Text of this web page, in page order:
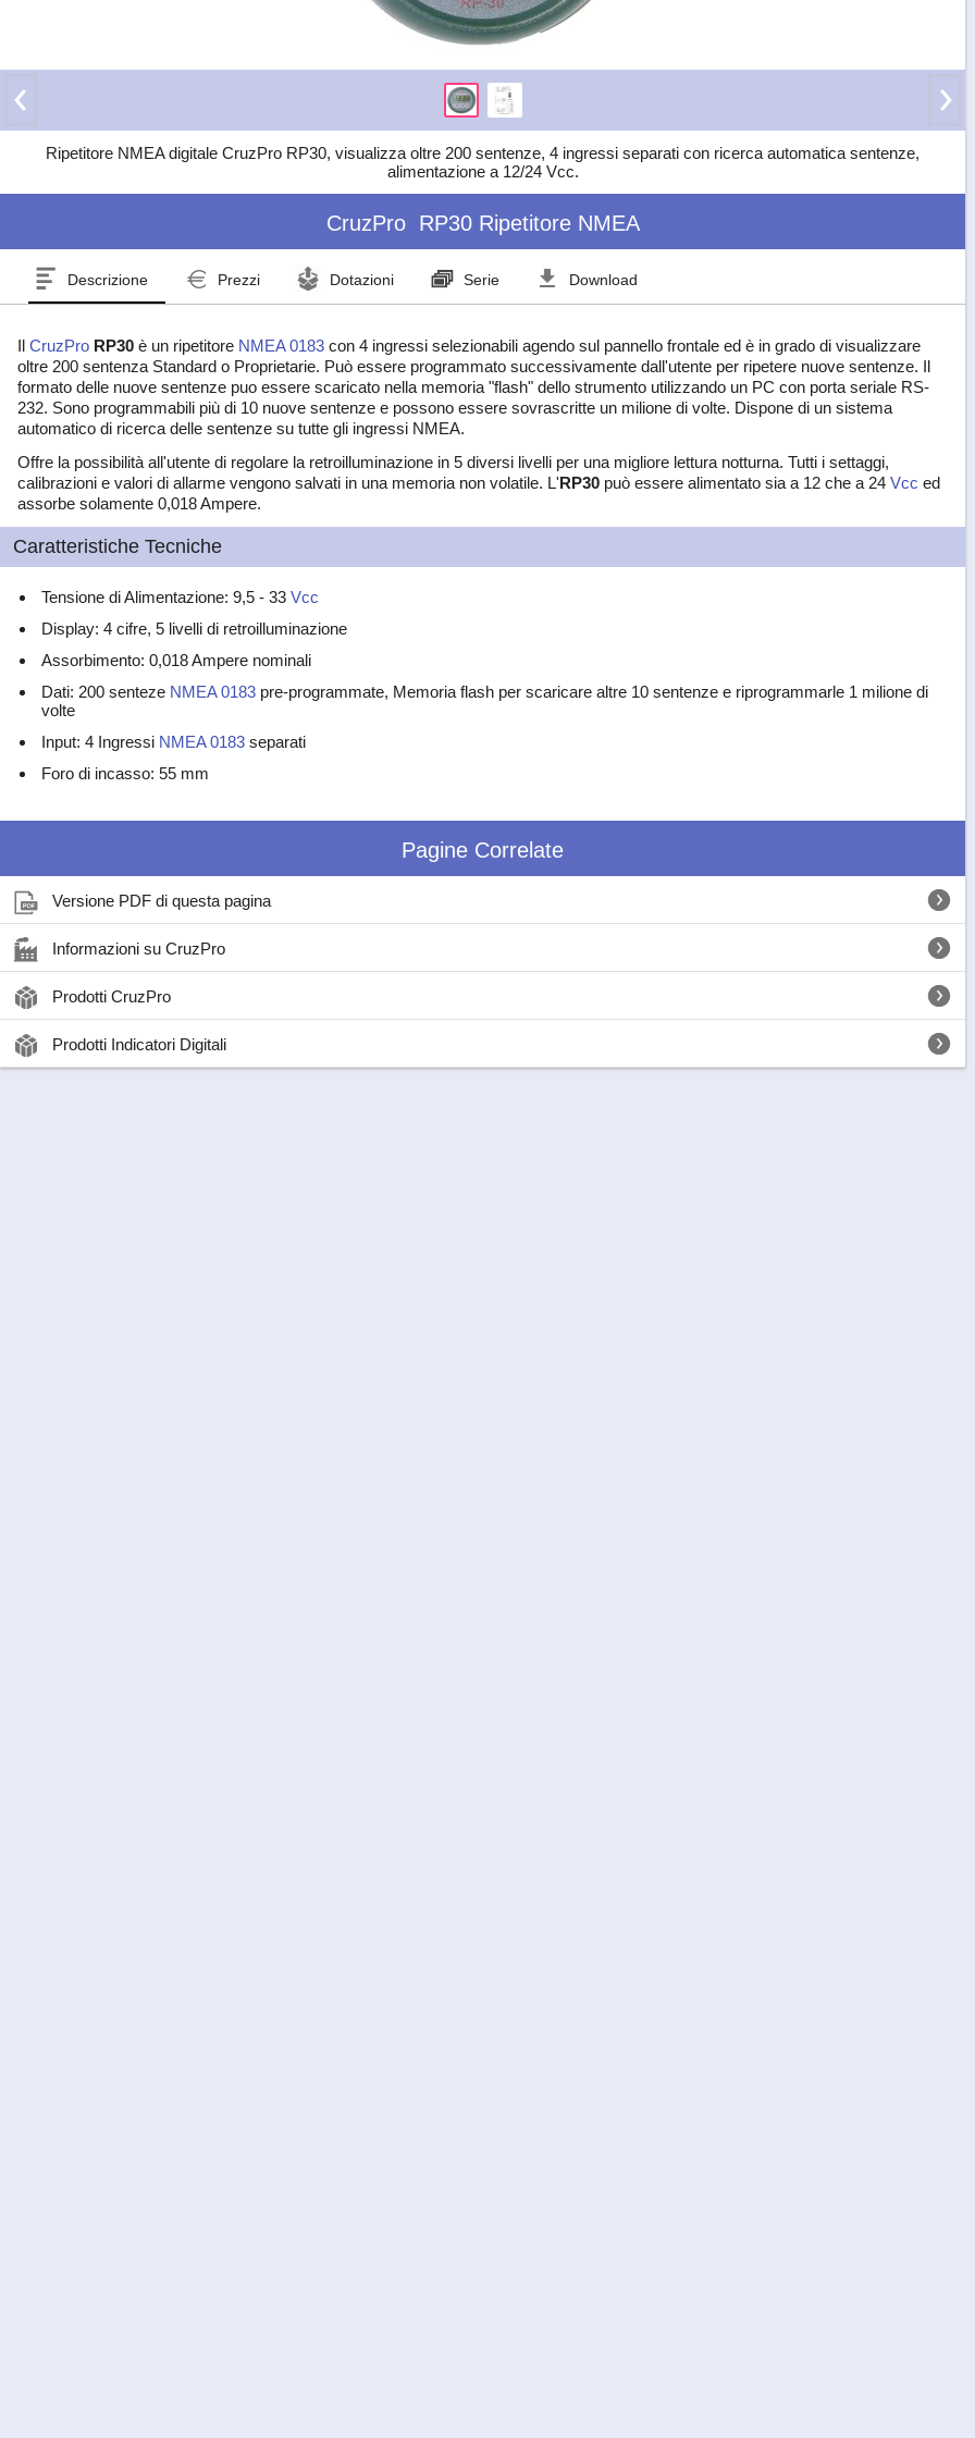
Ripetitore NMEA digitale CruzPro RP30, visualizza oltre 200 sentenze, 4 ingressi separati con ricerca automatica sentenze,
alimentazione a 12/24 Vcc.
CruzPro RP30 Ripetitore NMEA
Descrizione Prezzi Dotazioni Serie Download
Il CruzPro RP30 è un ripetitore NMEA 0183 con 4 ingressi selezionabili agendo sul pannello frontale ed è in grado di visualizzare
oltre 200 sentenza Standard o Proprietarie. Può essere programmato successivamente dall'utente per ripetere nuove sentenze. Il
formato delle nuove sentenze puo essere scaricato nella memoria "flash" dello strumento utilizzando un PC con porta seriale RS-
232. Sono programmabili più di 10 nuove sentenze e possono essere sovrascritte un milione di volte. Dispone di un sistema
automatico di ricerca delle sentenze su tutte gli ingressi NMEA.
Offre la possibilità all'utente di regolare la retroilluminazione in 5 diversi livelli per una migliore lettura notturna. Tutti i settaggi,
calibrazioni e valori di allarme vengono salvati in una memoria non volatile. L'RP30 può essere alimentato sia a 12 che a 24 Vcc ed
assorbe solamente 0,018 Ampere.
Caratteristiche Tecniche
Tensione di Alimentazione: 9,5 - 33 Vcc
Display: 4 cifre, 5 livelli di retroilluminazione
Assorbimento: 0,018 Ampere nominali
Dati: 200 senteze NMEA 0183 pre-programmate, Memoria flash per scaricare altre 10 sentenze e riprogrammarle 1 milione di
volte
Input: 4 Ingressi NMEA 0183 separati
Foro di incasso: 55 mm
Pagine Correlate
Versione PDF di questa pagina
Informazioni su CruzPro
Prodotti CruzPro
Prodotti Indicatori Digitali